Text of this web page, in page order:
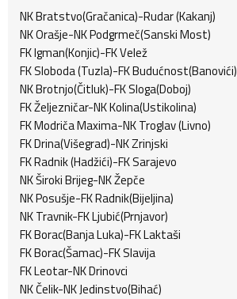
NK Bratstvo(Gračanica)-Rudar (Kakanj)
NK Orašje-NK Podgrmeč(Sanski Most)
FK Igman(Konjic)-FK Velež
FK Sloboda (Tuzla)-FK Budućnost(Banovići)
NK Brotnjo(Čitluk)-FK Sloga(Doboj)
FK Željezničar-NK Kolina(Ustikolina)
FK Modriča Maxima-NK Troglav (Livno)
FK Drina(Višegrad)-NK Zrinjski
FK Radnik (Hadžići)-FK Sarajevo
NK Široki Brijeg-NK Žepče
NK Posušje-FK Radnik(Bijeljina)
NK Travnik-FK Ljubić(Prnjavor)
FK Borac(Banja Luka)-FK Laktaši
FK Borac(Šamac)-FK Slavija
FK Leotar-NK Drinovci
NK Čelik-NK Jedinstvo(Bihać)